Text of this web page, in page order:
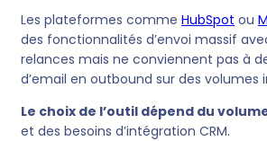
Les plateformes comme HubSpot ou
des fonctionnalités d’envoi massif
relances mais ne conviennent pas à
d’email en outbound sur des volumes
Le choix de l’outil dépend du
et des besoins d’intégration CRM.